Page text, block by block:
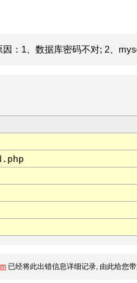
：1、数据库密码不对; 2、
已经将此出错信息详细记录, 由此给您